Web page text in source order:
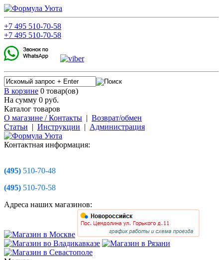
+7 495 510-70-58
+7 495 510-70-58
В корзине 0 товар(ов)
На сумму 0 руб.
Каталог товаров
О магазине / Контакты | Возврат/обмен
Статьи | Инструкции | Администрация
Контактная информация:
(495) 510-70-48
(495) 510-70-58
Адреса наших магазинов: